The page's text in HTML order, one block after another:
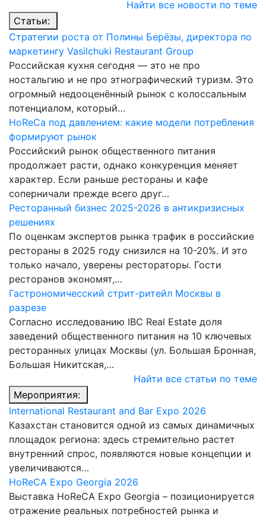
Найти все новости по теме
Статьи:
Стратегии роста от Полины Берёзы, директора по
маркетингу Vasilchuki Restaurant Group
Российская кухня сегодня — это не про
ностальгию и не про этнографический туризм. Это
огромный недооценённый рынок с колоссальным
потенциалом, который…
HoReCa под давлением: какие модели потребления
формируют рынок
Российский рынок общественного питания
продолжает расти, однако конкуренция меняет
характер. Если раньше рестораны и кафе
соперничали прежде всего друг…
Ресторанный бизнес 2025-2026 в антикризисных
решениях
По оценкам экспертов рынка трафик в российские
рестораны в 2025 году снизился на 10-20%. И это
только начало, уверены рестораторы. Гости
ресторанов экономят,…
Гастрономичесский стрит-ритейл Москвы в
разрезе
Согласно исследованию IBC Real Estate доля
заведений общественного питания на 10 ключевых
ресторанных улицах Москвы (ул. Большая Бронная,
Большая Никитская,…
Найти все статьи по теме
Мероприятия:
International Restaurant and Bar Expo 2026
Казахстан становится одной из самых динамичных
площадок региона: здесь стремительно растет
внутренний спрос, появляются новые концепции и
увеличиваются…
HoReCA Expo Georgia 2026
Выставка HoReCA Expo Georgia – позиционируется
отражение реальных потребностей рынка и